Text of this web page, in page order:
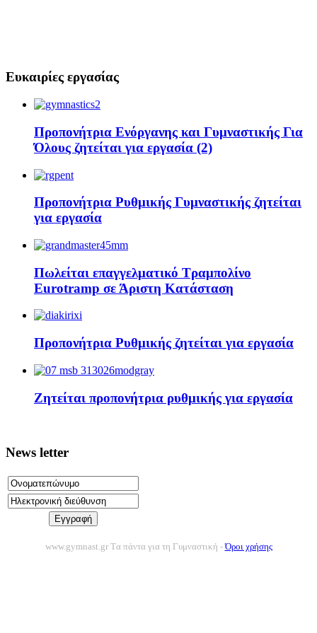
Ευκαιρίες εργασίας
Προπονήτρια Ενόργανης και Γυμναστικής Για
Όλους ζητείται για εργασία (2)
Προπονήτρια Ρυθμικής Γυμναστικής ζητείται
για εργασία
Πωλείται επαγγελματικό Τραμπολίνο
Eurotramp σε Άριστη Κατάσταση
Προπονήτρια Ρυθμικής ζητείται για εργασία
Ζητείται προπονήτρια ρυθμικής για εργασία
News letter
www.gymnast.gr Tα πάντα για τη Γυμναστική -Όροι χρήσης